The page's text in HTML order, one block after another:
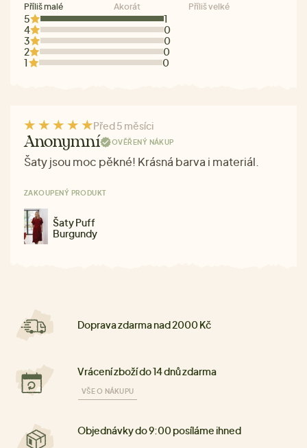
5
1
4
0
3
0
2
0
1
0
Příliš malé Akorát Příliš velké
Před 5 měsíci
Anonymní OVĚŘENÝ NÁKUP
Šaty jsou moc pěkné! Krásná barva i materiál.
ZAKOUPENÝ PRODUKT
Šaty Puff
Burgundy
Doprava zdarma nad 2000 Kč
Vrácení zboží do 14 dnů zdarma
VŠE O NÁKUPU
Objednávky do 9:00 posíláme ihned